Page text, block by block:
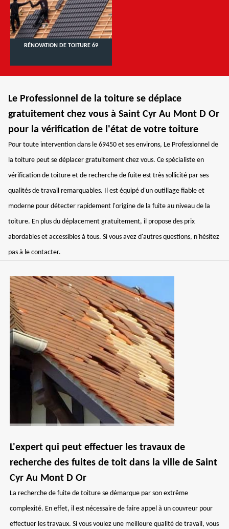
RÉNOVATION DE TOITURE 69
Le Professionnel de la toiture se déplace
gratuitement chez vous à Saint Cyr Au Mont D Or
pour la vérification de l'état de votre toiture
Pour toute intervention dans le 69450 et ses environs, Le Professionnel de
la toiture peut se déplacer gratuitement chez vous. Ce spécialiste en
vérification de toiture et de recherche de fuite est très sollicité par ses
qualités de travail remarquables. Il est équipé d'un outillage fiable et
moderne pour détecter rapidement l'origine de la fuite au niveau de la
toiture. En plus du déplacement gratuitement, il propose des prix
abordables et accessibles à tous. Si vous avez d'autres questions, n'hésitez
pas à le contacter.
L'expert qui peut effectuer les travaux de
recherche des fuites de toit dans la ville de Saint
Cyr Au Mont D Or
La recherche de fuite de toiture se démarque par son extrême
complexité. En effet, il est nécessaire de faire appel à un couvreur pour
effectuer les travaux. Si vous voulez une meilleure qualité de travail, vous